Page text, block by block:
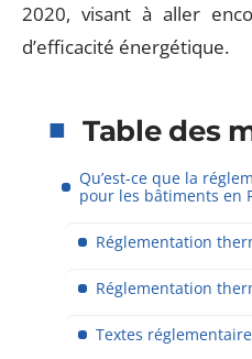
2020, visant à aller
d’efficacité énergétique.
Table des
Qu’est-ce que la
pour les bâtiments en
Réglementation
Réglementation
Textes